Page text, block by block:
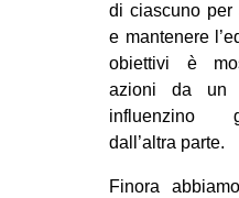
di ciascuno per
e mantenere
obiettivi è
azioni da un
influenzino
dall’altra parte.
Finora